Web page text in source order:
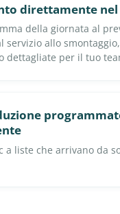
direttamente
della giornata al
servizio allo
dettagliate per il tuo
a liste che arrivano da